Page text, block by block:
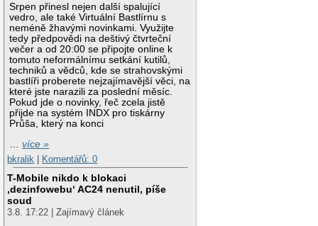
Srpen přinesl nejen další spalující
vedro, ale také Virtuální Bastlírnu s
neméně žhavými novinkami. Využijte
tedy předpovědi na deštivý čtvrteční
večer a od 20:00 se připojte online k
tomuto neformálnímu setkání kutilů,
techniků a vědců, kde se strahovskými
bastlíři proberete nejzajímavější věci, na
které jste narazili za poslední měsíc.
Pokud jde o novinky, řeč zcela jistě
přijde na systém INDX pro tiskárny
Průša, který na konci
…více »
bkralik
Komentářů: 0
T-Mobile nikdo k blokaci
‚dezinfowebu‘ AC24 nenutil, píše
soud
3.8. 17:22 | Zajímavý článek